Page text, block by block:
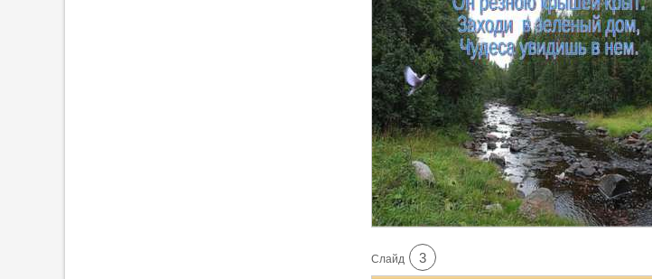
Cлайд 3